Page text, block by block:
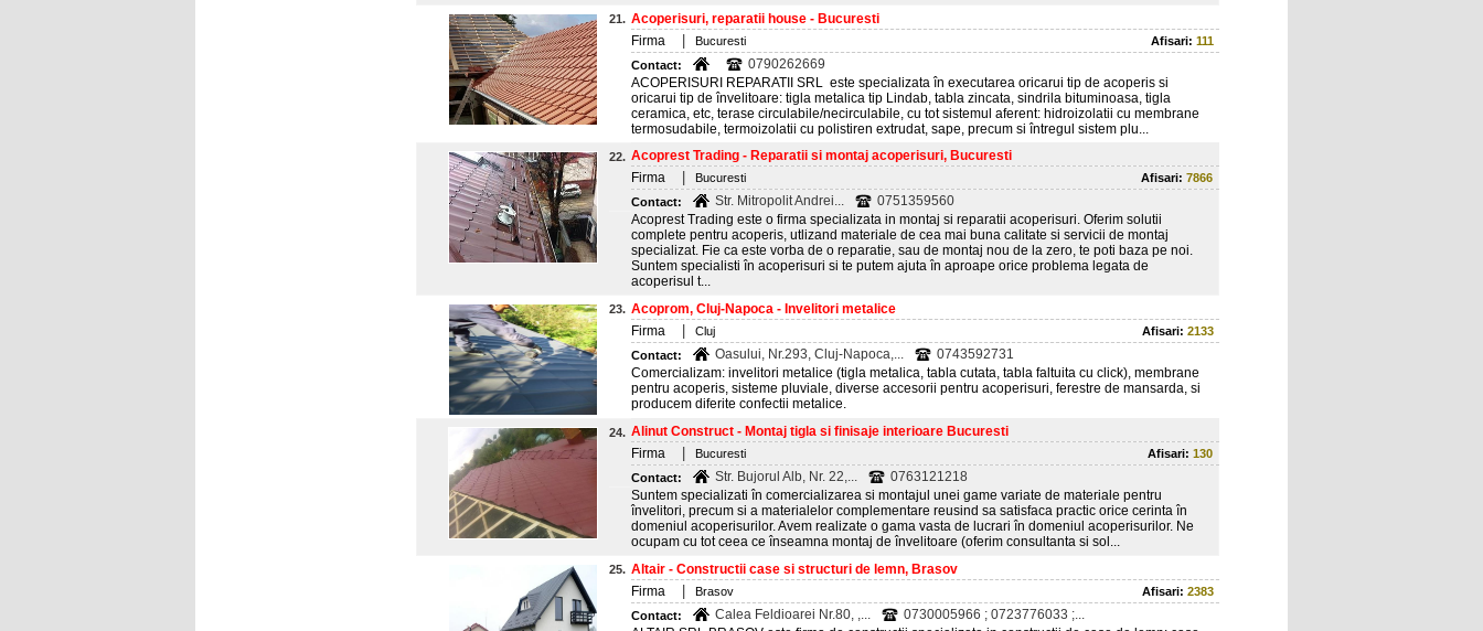
21. Acoperisuri, reparatii house - Bucuresti
Firma
Bucuresti Afisari: 111
Contact:
0790262669
ACOPERISURI REPARATII SRL este specializata în executarea oricarui tip de acoperis si
oricarui tip de învelitoare: tigla metalica tip Lindab, tabla zincata, sindrila bituminoasa, tigla
ceramica, etc, terase circulabile/necirculabile, cu tot sistemul aferent: hidroizolatii cu membrane
termosudabile, termoizolatii cu polistiren extrudat, sape, precum si întregul sistem plu...
22. Acoprest Trading - Reparatii si montaj acoperisuri, Bucuresti
Firma
Bucuresti Afisari: 7866
Contact:
Str. Mitropolit Andrei...
0751359560
Acoprest Trading este o firma specializata in montaj si reparatii acoperisuri. Oferim solutii
complete pentru acoperis, utlizand materiale de cea mai buna calitate si servicii de montaj
specializat. Fie ca este vorba de o reparatie, sau de montaj nou de la zero, te poti baza pe noi.
Suntem specialisti în acoperisuri si te putem ajuta în aproape orice problema legata de
acoperisul t...
23. Acoprom, Cluj-Napoca - Invelitori metalice
Firma
Cluj Afisari: 2133
Contact:
Oasului, Nr.293, Cluj-Napoca,...
0743592731
Comercializam: invelitori metalice (tigla metalica, tabla cutata, tabla faltuita cu click), membrane
pentru acoperis, sisteme pluviale, diverse accesorii pentru acoperisuri, ferestre de mansarda, si
producem diferite confectii metalice.
24. Alinut Construct - Montaj tigla si finisaje interioare Bucuresti
Firma
Bucuresti Afisari: 130
Contact:
Str. Bujorul Alb, Nr. 22,...
0763121218
Suntem specializati în comercializarea si montajul unei game variate de materiale pentru
învelitori, precum si a materialelor complementare reusind sa satisfaca practic orice cerinta în
domeniul acoperisurilor. Avem realizate o gama vasta de lucrari în domeniul acoperisurilor. Ne
ocupam cu tot ceea ce înseamna montaj de învelitoare (oferim consultanta si sol...
25. Altair - Constructii case si structuri de lemn, Brasov
Firma
Brasov Afisari: 2383
Contact:
Calea Feldioarei Nr.80, ,...
0730005966 ; 0723776033 ;...